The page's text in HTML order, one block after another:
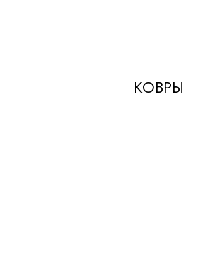
КОВРЫ